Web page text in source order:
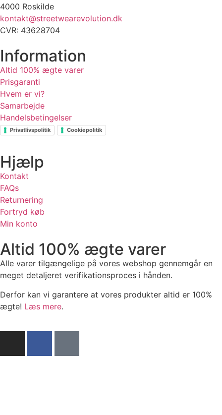
4000 Roskilde
kontakt@streetwearevolution.dk
CVR: 43628704
Information
Altid 100% ægte varer
Prisgaranti
Hvem er vi?
Samarbejde
Handelsbetingelser
Privatlivspolitik Cookiepolitik
Hjælp
Kontakt
FAQs
Returnering
Fortryd køb
Min konto
Altid 100% ægte varer
Alle varer tilgængelige på vores webshop gennemgår en
meget detaljeret verifikationsproces i hånden.
Derfor kan vi garantere at vores produkter altid er 100%
ægte! Læs mere.